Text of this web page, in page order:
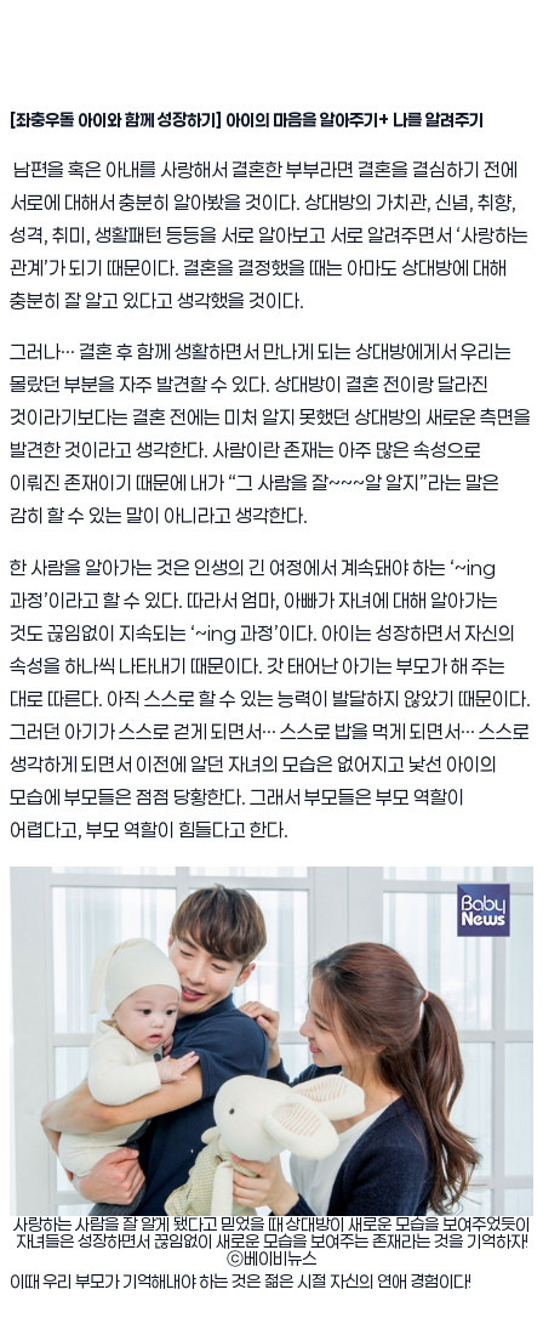
[좌충우돌 아이와 함께 성장하기] 아이의 마음을 알아주기+ 나를 알려주기
남편을 혹은 아내를 사랑해서 결혼한 부부라면 결혼을 결심하기 전에
서로에 대해서 충분히 알아봤을 것이다. 상대방의 가치관, 신념, 취향,
성격, 취미, 생활패턴 등등을 서로 알아보고 서로 알려주면서 ‘사랑하는
관계’가 되기 때문이다. 결혼을 결정했을 때는 아마도 상대방에 대해
충분히 잘 알고 있다고 생각했을 것이다.
그러나… 결혼 후 함께 생활하면서 만나게 되는 상대방에게서 우리는
몰랐던 부분을 자주 발견할 수 있다. 상대방이 결혼 전이랑 달라진
것이라기보다는 결혼 전에는 미처 알지 못했던 상대방의 새로운 측면을
발견한 것이라고 생각한다. 사람이란 존재는 아주 많은 속성으로
이뤄진 존재이기 때문에 내가 “그 사람을 잘~~~알 알지”라는 말은
감히 할 수 있는 말이 아니라고 생각한다.
한 사람을 알아가는 것은 인생의 긴 여정에서 계속돼야 하는 ‘~ing
과정’이라고 할 수 있다. 따라서 엄마, 아빠가 자녀에 대해 알아가는
것도 끊임없이 지속되는 ‘~ing 과정’이다. 아이는 성장하면서 자신의
속성을 하나씩 나타내기 때문이다. 갓 태어난 아기는 부모가 해 주는
대로 따른다. 아직 스스로 할 수 있는 능력이 발달하지 않았기 때문이다.
그러던 아기가 스스로 걷게 되면서… 스스로 밥을 먹게 되면서… 스스로
생각하게 되면서 이전에 알던 자녀의 모습은 없어지고 낯선 아이의
모습에 부모들은 점점 당황한다. 그래서 부모들은 부모 역할이
어렵다고, 부모 역할이 힘들다고 한다.
사랑하는 사람을 잘 알게 됐다고 믿었을 때 상대방이 새로운 모습을 보여주었듯이
자녀들은 성장하면서 끊임없이 새로운 모습을 보여주는 존재라는 것을 기억하자!
ⓒ베이비뉴스
이때 우리 부모가 기억해내야 하는 것은 젊은 시절 자신의 연애 경험이다!